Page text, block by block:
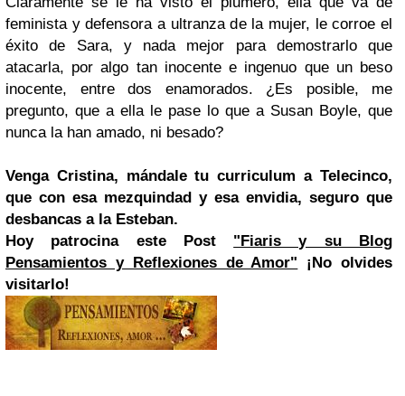
feminista y defensora a ultranza de la mujer, le corroe el
éxito de Sara, y nada mejor para demostrarlo que
atacarla, por algo tan inocente e ingenuo que un beso
inocente, entre dos enamorados. ¿Es posible, me
pregunto, que a ella le pase lo que a Susan Boyle, que
nunca la han amado, ni besado?
Venga Cristina, mándale tu curriculum a Telecinco,
que con esa mezquindad y esa envidia, seguro que
desbancas a la Esteban.
Hoy patrocina este Post "Fiaris y su Blog
Pensamientos y Reflexiones de Amor" ¡No olvides
visitarlo!